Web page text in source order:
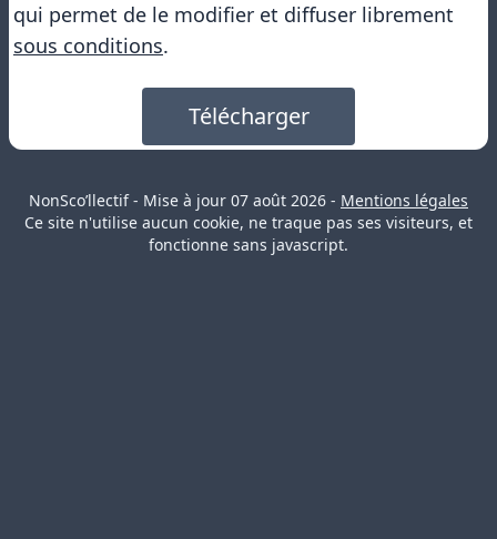
qui permet de le modifier et diffuser librement
sous conditions.
Télécharger
NonSco’llectif - Mise à jour 07 août 2026 - Mentions légales
Ce site n'utilise aucun cookie, ne traque pas ses visiteurs, et
fonctionne sans javascript.